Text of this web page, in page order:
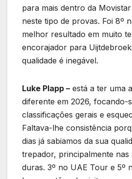
para mais dentro da
neste tipo de provas. Foi 8º
melhor resultado em muito
encorajador para
qualidade é inegável.
Luke Plapp – está a ter uma
diferente em 2026, focando-
classificações gerais e
Faltava-lhe consistência
dias já sabiamos da sua
trepador, principalmente nas
duras. 3º no UAE Tour e 5º